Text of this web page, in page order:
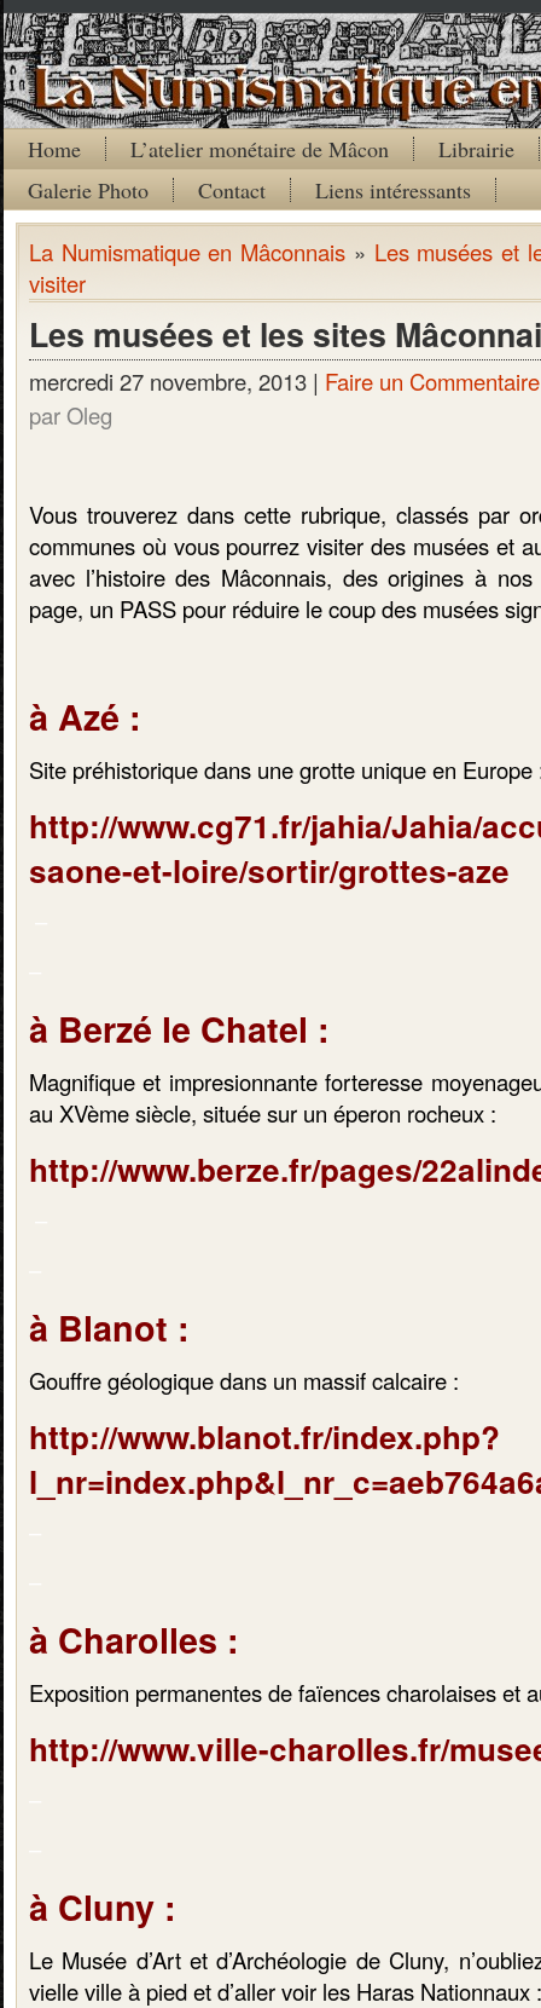
Home L’atelier monétaire de Mâcon
Librairie
Galerie Photo
Contact Liens intéressants
La Numismatique en Mâconnais » Les musées et
visiter
Les musées et les sites
mercredi 27 novembre, 2013 | Faire un Commentaire
par Oleg
Vous trouverez dans cette rubrique, classés par
communes où vous pourrez visiter des musées et
avec l’histoire des Mâconnais, des origines à
page, un PASS pour réduire le coup des musées
à Azé :
Site préhistorique dans une grotte unique en Europe
http://www.cg71.fr/jahia/Jahia/
saone-et-loire/sortir/grottes-aze
à Berzé le Chatel :
Magnifique et impresionnante forteresse
au XVème siècle, située sur un éperon rocheux :
http://www.berze.fr/pages/
à Blanot :
Gouffre géologique dans un massif calcaire :
http://www.blanot.fr/index.php?
à Charolles :
Exposition permanentes de faïences charolaises et
http://www.ville-charolles.fr/
à Cluny :
Le Musée d’Art et d’Archéologie de Cluny,
vielle ville à pied et d’aller voir les Haras Nationnaux :